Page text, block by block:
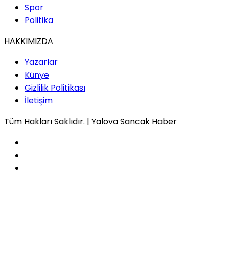
Spor
Politika
HAKKIMIZDA
Yazarlar
Künye
Gizlilik Politikası
İletişim
Tüm Hakları Saklıdır. | Yalova Sancak Haber